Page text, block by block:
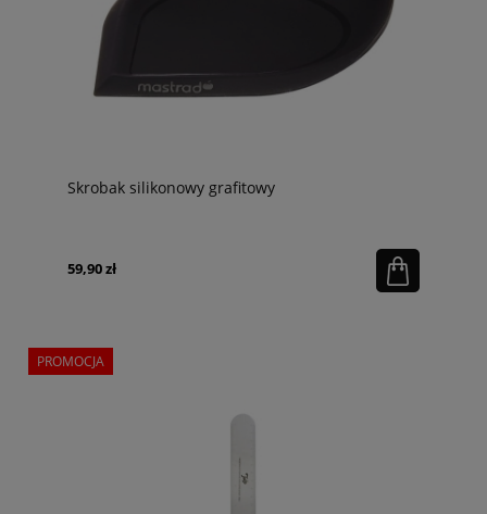
Skrobak silikonowy grafitowy
59,90 zł
PROMOCJA